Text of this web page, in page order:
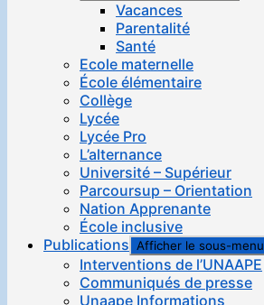
Vacances
Parentalité
Santé
Ecole maternelle
École élémentaire
Collège
Lycée
Lycée Pro
L’alternance
Université – Supérieur
Parcoursup – Orientation
Nation Apprenante
École inclusive
Publications Afficher le sous-menu
Interventions de l’UNAAPE
Communiqués de presse
Unaape Informations